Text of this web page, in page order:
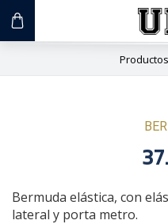
Productos
Bermuda elástica, con
lateral y porta metro.